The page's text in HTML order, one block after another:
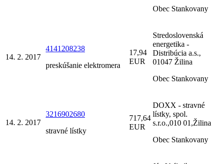
Obec Stankovany
14. 2. 2017
4141208238
preskúšanie elektromera
17,94
EUR
Stredoslovenská
energetika -
Distribúcia a.s.,
01047 Žilina
Obec Stankovany
14. 2. 2017
3216902680
stravné lístky
717,64
EUR
DOXX - stravné
lístky, spol.
s.r.o.,010 01,Žilina
Obec Stankovany